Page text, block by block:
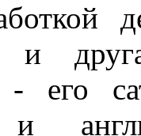
и
его
и